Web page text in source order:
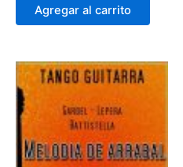
Agregar al carrito